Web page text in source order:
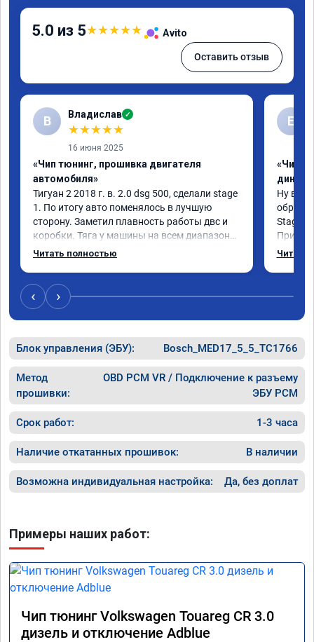
5.0 из 5★★★★★ Avito
Оставить отзыв
В Владислав ✓
★★★★★
16 июня 2025
«Чип тюнинг, прошивка двигателя
автомобиля»
Тигуан 2 2018 г. в. 2.0 dsg 500, сделали stage
1. По итогу авто поменялось в лучшую
сторону. Заметил плавность работы двс и
коробки. Тяга у машины на всем диапазоне.
Впервые увидел расход по трассе меньше 8
стоит этих денег. Знал бы, сделал раньше.
Читать полностью
Е
«Чип
Ну вот,
Stage 1
При
всегда
Хочу
После
Чему я
Читать
‹ ›
Блок управления (ЭБУ): Bosch_MED17_5_5_TC1766
Метод
прошивки:
OBD PCM VR / Подключение к разъему
ЭБУ PCM
Срок работ: 1-3 часа
Наличие откатанных прошивок: В наличии
Возможна индивидуальная настройка: Да, без доплат
Примеры наших работ:
Чип тюнинг Volkswagen Touareg CR 3.0
дизель и отключение Adblue